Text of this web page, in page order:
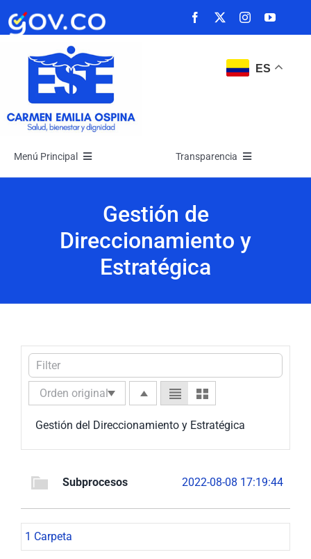
Saltar
ES
Menú Principal
La Empresa
Rendición de Cuentas
Transparencia
Atención y Servicios a la Ciudadanía
Ayudas para Navegar
Gestión de
Direccionamiento y
Estratégica
Gestión del Direccionamiento y Estratégica
Subprocesos 2022-08-08 17:19:44
1 Carpeta